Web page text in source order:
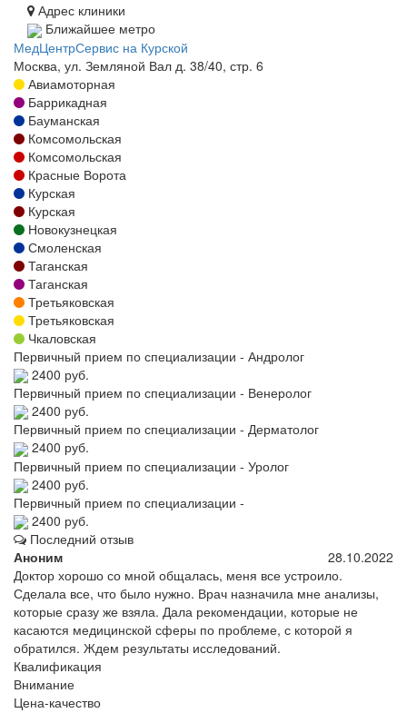
Адрес клиники
Ближайшее метро
МедЦентрСервис на Курской
Москва, ул. Земляной Вал д. 38/40, стр. 6
Авиамоторная
Баррикадная
Бауманская
Комсомольская
Комсомольская
Красные Ворота
Курская
Курская
Новокузнецкая
Смоленская
Таганская
Таганская
Третьяковская
Третьяковская
Чкаловская
Первичный прием по специализации - Андролог
2400 руб.
Первичный прием по специализации - Венеролог
2400 руб.
Первичный прием по специализации - Дерматолог
2400 руб.
Первичный прием по специализации - Уролог
2400 руб.
Первичный прием по специализации -
2400 руб.
Последний отзыв
Аноним
28.10.2022
Доктор хорошо со мной общалась, меня все устроило.
Сделала все, что было нужно. Врач назначила мне анализы,
которые сразу же взяла. Дала рекомендации, которые не
касаются медицинской сферы по проблеме, с которой я
обратился. Ждем результаты исследований.
Квалификация
Внимание
Цена-качество